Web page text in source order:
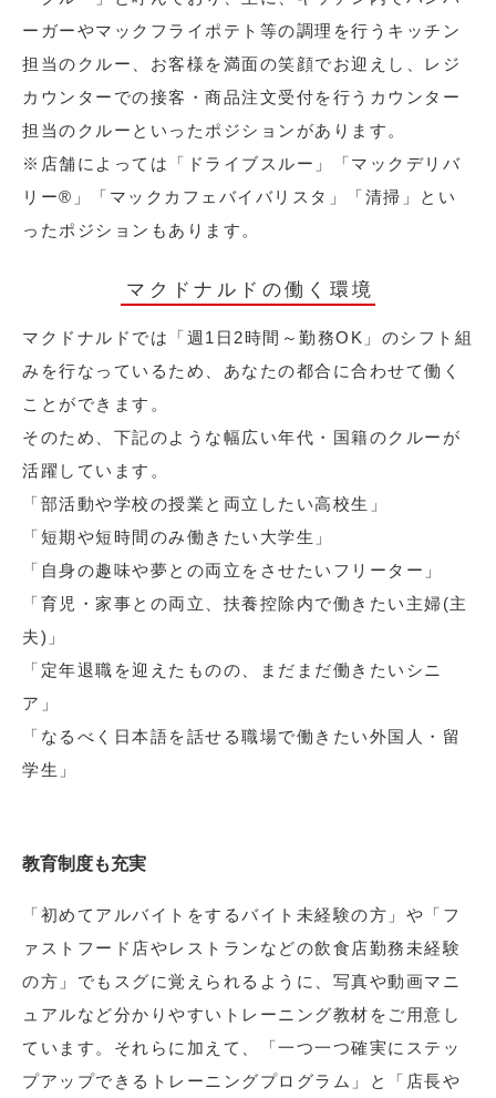
ーガーやマックフライポテト等の調理を行うキッチン
担当のクルー、お客様を満面の笑顔でお迎えし、レジ
カウンターでの接客・商品注文受付を行うカウンター
担当のクルーといったポジションがあります。
※店舗によっては「ドライブスルー」「マックデリバ
リー®︎」「マックカフェバイバリスタ」「清掃」とい
ったポジションもあります。
マクドナルドの働く環境
マクドナルドでは「週1日2時間～勤務OK」のシフト組
みを行なっているため、あなたの都合に合わせて働く
ことができます。
そのため、下記のような幅広い年代・国籍のクルーが
活躍しています。
「部活動や学校の授業と両立したい高校生」
「短期や短時間のみ働きたい大学生」
「自身の趣味や夢との両立をさせたいフリーター」
「育児・家事との両立、扶養控除内で働きたい主婦(主
夫)」
「定年退職を迎えたものの、まだまだ働きたいシニ
ア」
「なるべく日本語を話せる職場で働きたい外国人・留
学生」
教育制度も充実
「初めてアルバイトをするバイト未経験の方」や「フ
ァストフード店やレストランなどの飲食店勤務未経験
の方」でもスグに覚えられるように、写真や動画マニ
ュアルなど分かりやすいトレーニング教材をご用意し
ています。それらに加えて、「一つ一つ確実にステッ
プアップできるトレーニングプログラム」と「店長や